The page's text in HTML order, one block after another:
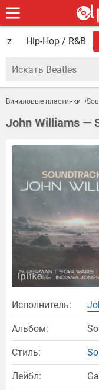
Hip-Hop / R&B
Виниловые пластинки
John Williams —
Исполнитель:
Альбом:
Стиль:
Лейбл: